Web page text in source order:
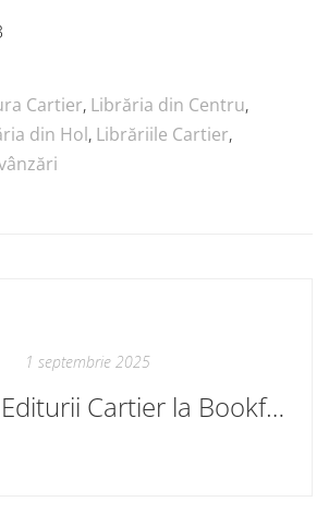
Cartier, Librăria din Centru,
din Hol, Librăriile Cartier,
1 septembrie 2025
Lansările Editurii Cartier la Bookfest Chișinău 3 – 7 septembrie 2025